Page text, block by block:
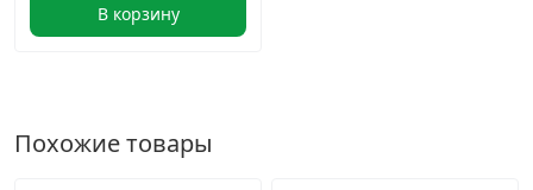
В корзину
Похожие товары